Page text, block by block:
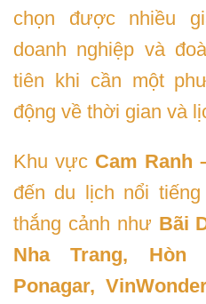
chọn được nhiều
doanh nghiệp và
tiên khi cần một
động về thời gian và
Khu vực Cam Ranh
đến du lịch nổi
thắng cảnh như Bãi
Nha Trang, Hòn
Ponagar,